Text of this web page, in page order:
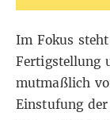
Im Fokus
Fertigstellung
mutmaßlich
Einstufung